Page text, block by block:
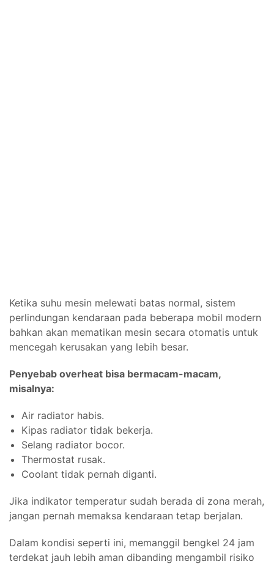
Ketika suhu mesin melewati batas normal, sistem
perlindungan kendaraan pada beberapa mobil modern
bahkan akan mematikan mesin secara otomatis untuk
mencegah kerusakan yang lebih besar.
Penyebab overheat bisa bermacam-macam,
misalnya:
Air radiator habis.
Kipas radiator tidak bekerja.
Selang radiator bocor.
Thermostat rusak.
Coolant tidak pernah diganti.
Jika indikator temperatur sudah berada di zona merah,
jangan pernah memaksa kendaraan tetap berjalan.
Dalam kondisi seperti ini, memanggil bengkel 24 jam
terdekat jauh lebih aman dibanding mengambil risiko